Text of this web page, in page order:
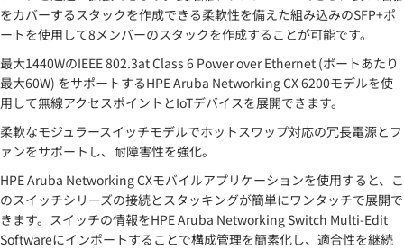
をカバーするスタックを作成できる柔軟性を備えた組み込みのSFP+ポ
ートを使用して8メンバーのスタックを作成することが可能です。
最大1440WのIEEE 802.3at Class 6 Power over Ethernet (ポートあたり
最大60W) をサポートするHPE Aruba Networking CX 6200モデルを使
用して無線アクセスポイントとIoTデバイスを展開できます。
柔軟なモジュラースイッチモデルでホットスワップ対応の冗長電源とフ
ァンをサポートし、耐障害性を強化。
HPE Aruba Networking CXモバイルアプリケーションを使用すると、こ
のスイッチシリーズの接続とスタッキングが簡単にワンタッチで展開で
きます。スイッチの情報をHPE Aruba Networking Switch Multi-Edit
Softwareにインポートすることで構成管理を簡素化し、適合性を継続